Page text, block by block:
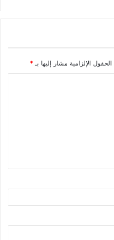
الحقول الإلزامية مشار إليها بـ *